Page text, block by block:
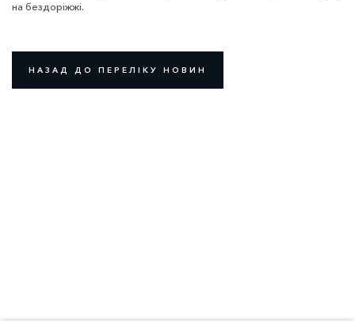
на бездоріжжі.
НАЗАД ДО ПЕРЕЛІКУ НОВИН